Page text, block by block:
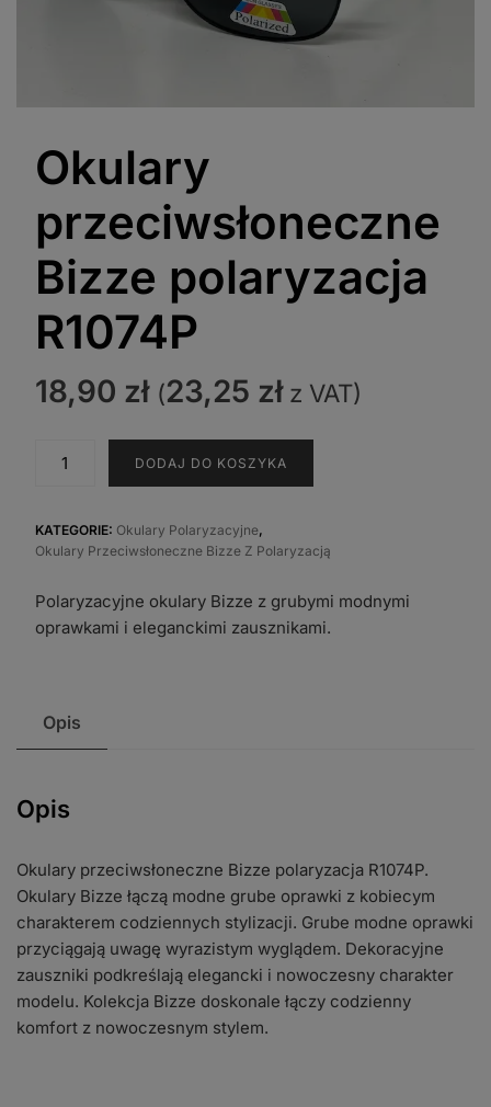
Okulary
przeciwsłoneczne
Bizze polaryzacja
R1074P
18,90 zł (23,25 złz VAT)
Bizze
polaryzacja
DODAJ DO KOSZYKA
KATEGORIE: Okulary Polaryzacyjne,
Okulary Przeciwsłoneczne Bizze Z Polaryzacją
Polaryzacyjne okulary Bizze z grubymi modnymi
oprawkami i eleganckimi zausznikami.
Opis
Opis
Okulary przeciwsłoneczne Bizze polaryzacja R1074P.
Okulary Bizze łączą modne grube oprawki z kobiecym
charakterem codziennych stylizacji. Grube modne oprawki
przyciągają uwagę wyrazistym wyglądem. Dekoracyjne
zauszniki podkreślają elegancki i nowoczesny charakter
modelu. Kolekcja Bizze doskonale łączy codzienny
komfort z nowoczesnym stylem.